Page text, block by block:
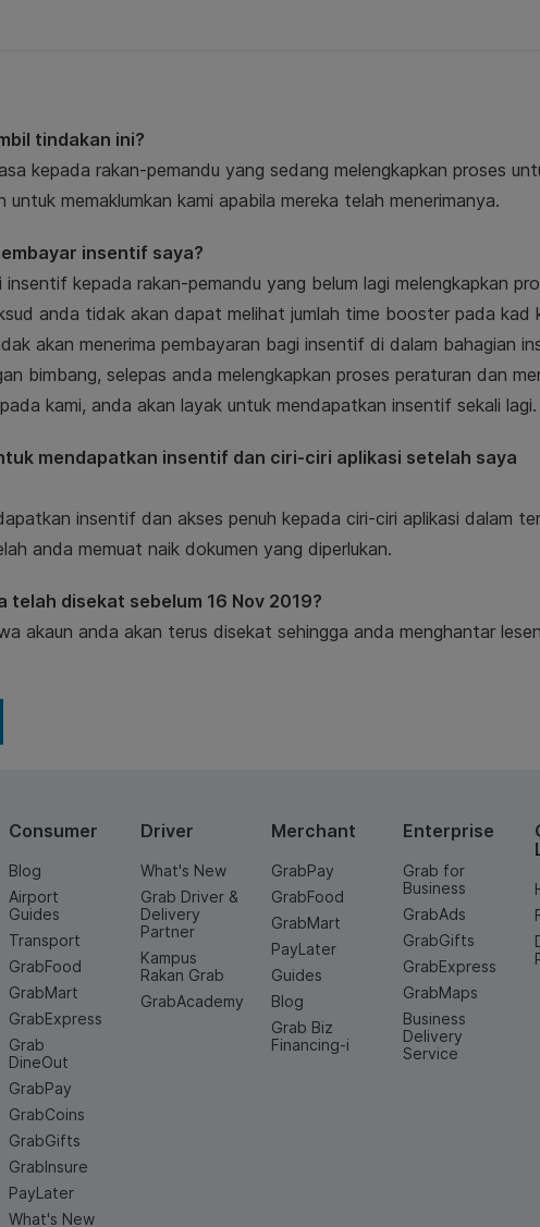
tindakan ini?
kepada rakan-pemandu yang sedang melengkapkan proses
memaklumkan kami apabila mereka telah menerimanya.
insentif saya?
kepada rakan-pemandu yang belum lagi melengkapkan
anda tidak akan dapat melihat jumlah time booster pada kad
akan menerima pembayaran bagi insentif di dalam bahagian
bimbang, selepas anda melengkapkan proses peraturan dan
kami, anda akan layak untuk mendapatkan insentif sekali lagi.
mendapatkan insentif dan ciri-ciri aplikasi setelah saya
insentif dan akses penuh kepada ciri-ciri aplikasi dalam
anda memuat naik dokumen yang diperlukan.
telah disekat sebelum 16 Nov 2019?
akaun anda akan terus disekat sehingga anda menghantar
Consumer
Blog
Airport
Guides
Transport
GrabFood
GrabMart
GrabExpress
Grab
DineOut
GrabPay
GrabCoins
GrabGifts
GrabInsure
PayLater
What's New
Driver
What's New
Grab Driver &
Delivery
Partner
Kampus
Rakan Grab
GrabAcademy
Merchant
GrabPay
GrabFood
GrabMart
PayLater
Guides
Blog
Grab Biz
Financing-i
Enterprise
Grab for
Business
GrabAds
GrabGifts
GrabExpress
GrabMaps
Business
Delivery
Service